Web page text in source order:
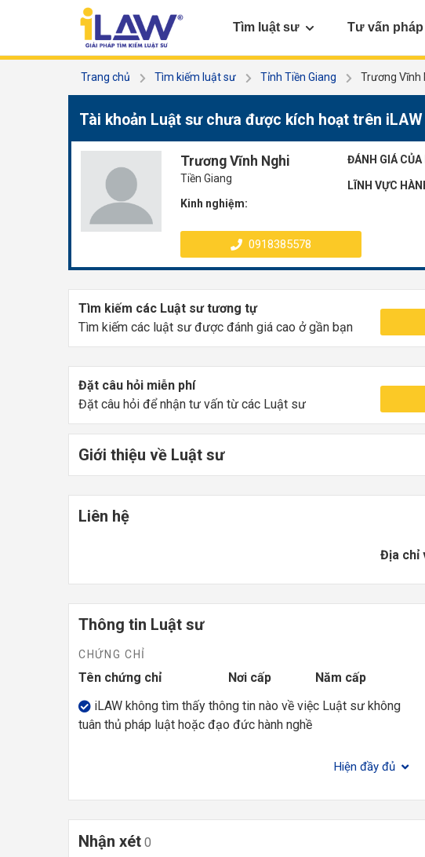
Tìm luật sư Tư vấn
Trang chủ Tìm kiếm luật sư Tỉnh Tiền Giang Trương Vĩnh
Tài khoản Luật sư chưa được kích hoạt trên iLAW
Trương Vĩnh Nghi
Tiền Giang
Kinh nghiệm:
ĐÁNH GIÁ CỦA
LĨNH VỰC
0918385578
Tìm kiếm các Luật sư tương tự
Tìm kiếm các luật sư được đánh giá cao ở gần bạn
Đặt câu hỏi miễn phí
Đặt câu hỏi để nhận tư vấn từ các Luật sư
Giới thiệu về Luật sư
Liên hệ
Địa chỉ
Thông tin Luật sư
CHỨNG CHỈ
Tên chứng chỉ Nơi cấp
Năm cấp
iLAW không tìm thấy thông tin nào về việc Luật sư không
tuân thủ pháp luật hoặc đạo đức hành nghề
Hiện đầy đủ
Nhận xét 0